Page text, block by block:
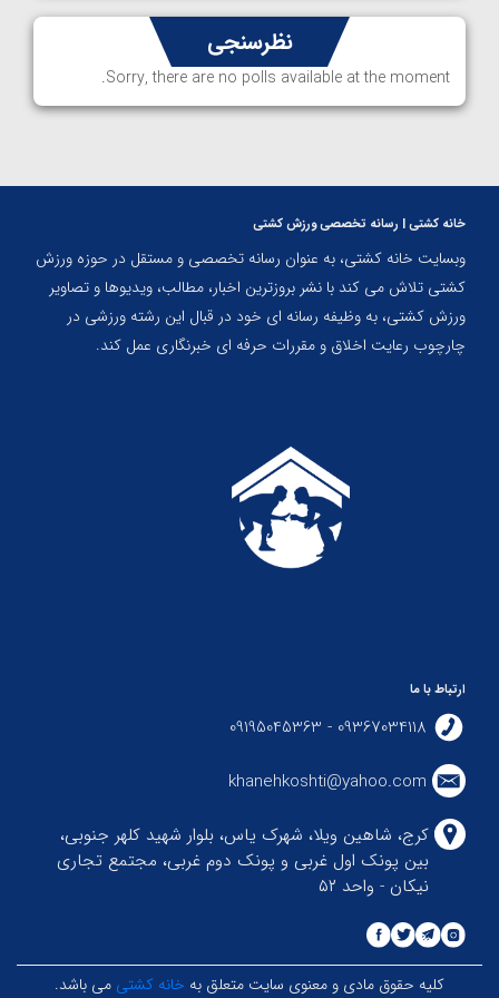
نظرسنجی
Sorry, there are no polls available at the moment.
خانه کشتی | رسانه تخصصی ورزش کشتی
وبسایت خانه کشتی، به عنوان رسانه تخصصی و مستقل در حوزه ورزش
کشتی تلاش می کند با نشر بروزترین اخبار، مطالب، ویدیوها و تصاویر
ورزش کشتی، به وظیفه رسانه ای خود در قبال این رشته ورزشی در
چارچوب رعایت اخلاق و مقررات حرفه ای خبرنگاری عمل کند.
ارتباط با ما
09367034118 - 09195045363
khanehkoshti@yahoo.com
کرج، شاهین ویلا، شهرک یاس، بلوار شهید کلهر جنوبی،
بین پونک اول غربی و پونک دوم غربی، مجتمع تجاری
نیکان - واحد ۵۲
کلیه حقوق مادی و معنوی سایت متعلق به خانه کشتی می باشد.